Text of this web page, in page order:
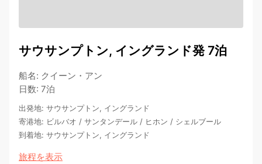
サウサンプトン, イングランド発 7泊
船名: クイーン・アン
日数: 7泊
出発地: サウサンプトン, イングランド
寄港地: ビルバオ / サンタンデール / ヒホン / シェルブール
到着地: サウサンプトン, イングランド
旅程を表示